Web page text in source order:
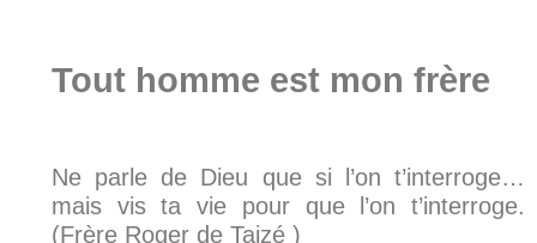
Tout homme est mon frère
Ne parle de Dieu que si l’on t’interroge…
mais vis ta vie pour que l’on t’interroge.
(Frère Roger de Taizé )